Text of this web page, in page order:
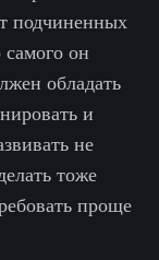
подчиненных
он
обладать
и
не
тоже
проще